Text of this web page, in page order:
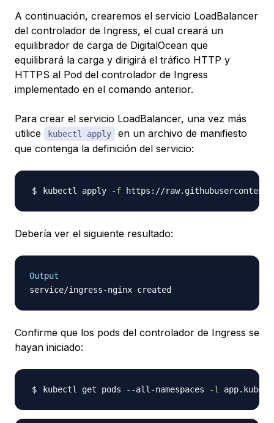
A continuación, crearemos el servicio LoadBalancer
del controlador de Ingress, el cual creará un
equilibrador de carga de DigitalOcean que
equilibrará la carga y dirigirá el tráfico HTTP y
HTTPS al Pod del controlador de Ingress
implementado en el comando anterior.
Para crear el servicio LoadBalancer, una vez más
utilice
kubectl apply
en un archivo de manifiesto
que contenga la definición del servicio:
kubectl apply -f https://
Debería ver el siguiente resultado:
Output
Confirme que los pods del controlador de Ingress se
hayan iniciado:
kubectl get pods --all-namespaces -l